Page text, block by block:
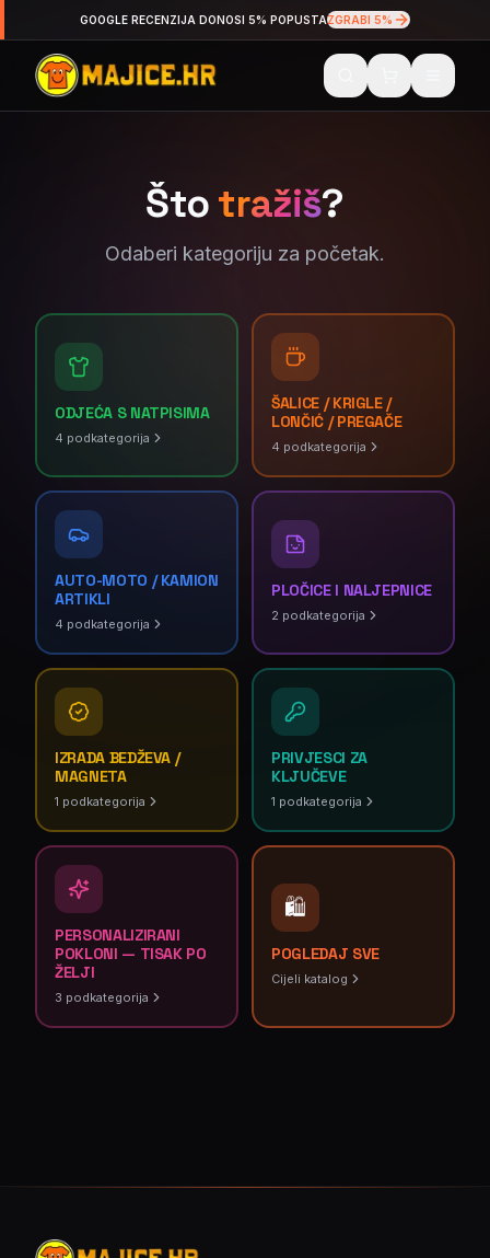
GOOGLE RECENZIJA DONOSI 5% POPUSTAZGRABI 5%
Štotražiš?
Odaberi kategoriju za početak.
ODJEĆA S NATPISIMA
4 podkategorija
ŠALICE / KRIGLE /
LONČIĆ / PREGAČE
4 podkategorija
AUTO-MOTO / KAMION
ARTIKLI
4 podkategorija
PLOČICE I NALJEPNICE
2 podkategorija
IZRADA BEDŽEVA /
MAGNETA
1 podkategorija
PRIVJESCI ZA
KLJUČEVE
1 podkategorija
PERSONALIZIRANI
POKLONI — TISAK PO
ŽELJI
3 podkategorija
🛍️
POGLEDAJ SVE
Cijeli katalog